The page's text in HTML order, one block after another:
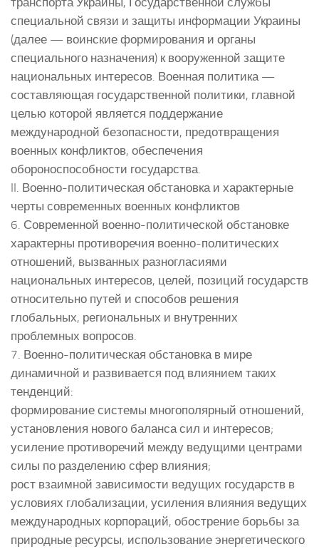
специальной связи и защиты информации Украины
(далее — воинские формирования и органы
специального назначения) к вооруженной защите
национальных интересов. Военная политика —
составляющая государственной политики, главной
целью которой является поддержание
международной безопасности, предотвращения
военных конфликтов, обеспечения
обороноспособности государства.
II. Военно-политическая обстановка и характерные
черты современных военных конфликтов
6. Современной военно-политической обстановке
характерны противоречия военно-политических
отношений, вызванных разногласиями
национальных интересов, целей, позиций государств
относительно путей и способов решения
глобальных, региональных и внутренних
проблемных вопросов.
7. Военно-политическая обстановка в мире
динамичной и развивается под влиянием таких
тенденций:
формирование системы многополярный отношений,
установления нового баланса сил и интересов;
усиление противоречий между ведущими центрами
силы по разделению сфер влияния;
рост взаимной зависимости ведущих государств в
условиях глобализации, усиления влияния ведущих
международных корпораций, обострение борьбы за
природные ресурсы, использование энергетического